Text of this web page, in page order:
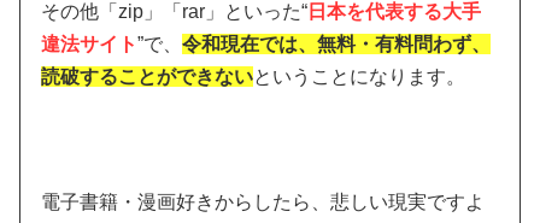
その他「zip」「rar」といった“ 日本を代表する大手
違法サイト”で、令和現在では、無料・有料問わず、
読破することができないということになります。
電子書籍・漫画好きからしたら、悲しい現実ですよ